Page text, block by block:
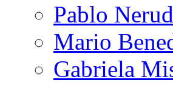
Pablo
Mario
Gabriela